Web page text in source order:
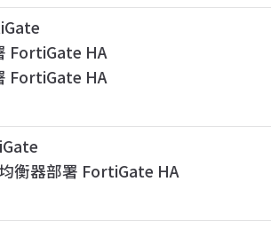
FortiGate HA
FortiGate HA
衡器部署 FortiGate HA